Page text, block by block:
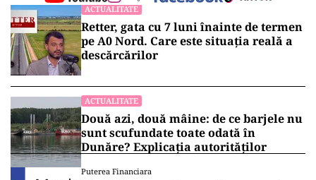
ACTUALITATE
Retter, gata cu 7 luni înainte de termen
pe A0 Nord. Care este situația reală a
descărcărilor
ACTUALITATE
Două azi, două mâine: de ce barjele nu
sunt scufundate toate odată în
Dunăre? Explicația autorităților
Puterea Financiara